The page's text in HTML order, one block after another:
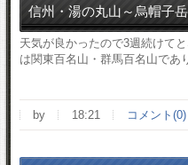
信州・湯の丸山～烏帽子
天気が良かったので3週続けて
は関東百名山・群馬百名山であ
by 18:21 コメント(0)